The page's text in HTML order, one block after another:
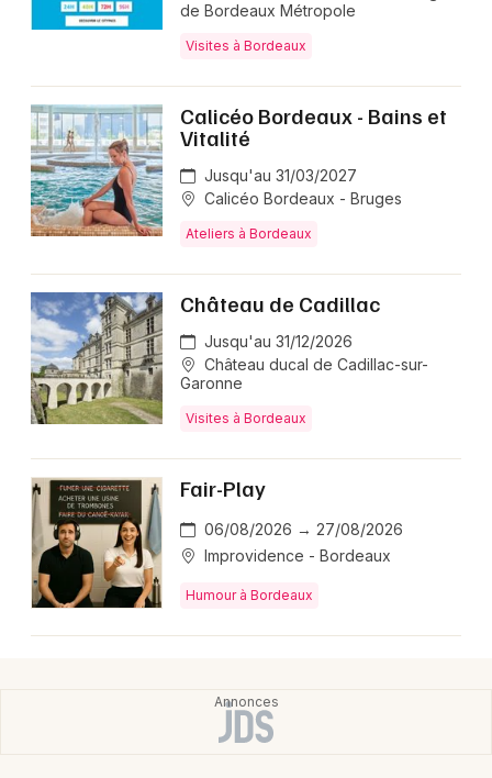
de Bordeaux Métropole
Visites à Bordeaux
Calicéo Bordeaux - Bains et
Vitalité
Jusqu'au 31/03/2027
Calicéo Bordeaux - Bruges
Ateliers à Bordeaux
Château de Cadillac
Jusqu'au 31/12/2026
Château ducal de Cadillac-sur-
Garonne
Visites à Bordeaux
Fair-Play
06/08/2026 → 27/08/2026
Improvidence - Bordeaux
Humour à Bordeaux